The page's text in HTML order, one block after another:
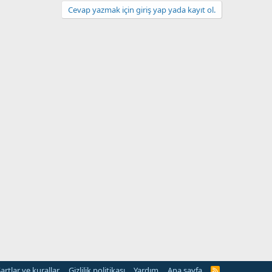
Cevap yazmak için giriş yap yada kayıt ol.
R